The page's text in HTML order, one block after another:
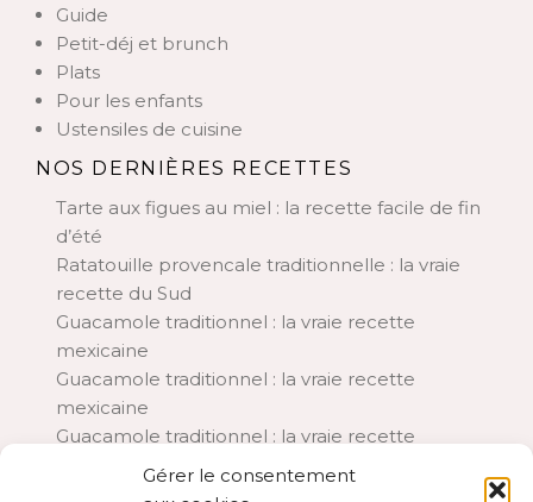
Gérer le consentement
Guide
Petit-déj et brunch
Plats
Pour les enfants
Ustensiles de cuisine
NOS DERNIÈRES RECETTES
Tarte aux figues au miel : la recette facile de fin
d’été
Ratatouille provencale traditionnelle : la vraie
recette du Sud
Guacamole traditionnel : la vraie recette
mexicaine
Guacamole traditionnel : la vraie recette
mexicaine
Guacamole traditionnel : la vraie recette
mexicaine
Aubergines à la parmigiana : la recette italienne